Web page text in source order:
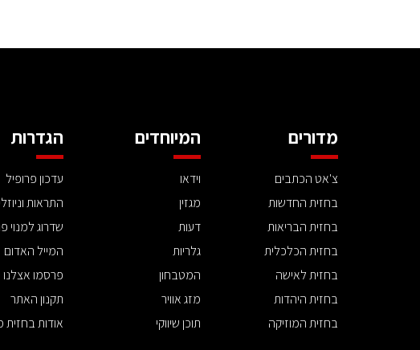
מדורים
צ'אט הכתבים
בחזית החדשות
בחזית הבריאות
בחזית הכלכלית
בחזית לאישה
בחזית היהדות
בחזית המוזיקה
המיוחדים
וידאו
מגזין
דעות
גלריות
המטבחון
מזג אוויר
תוכן שיווקי
הגדרות
עדכון פרופיל
התראות
שדרוג למנוי
המייל האדום
פרסמו אצלנו
תקנון האתר
אודות בחזית